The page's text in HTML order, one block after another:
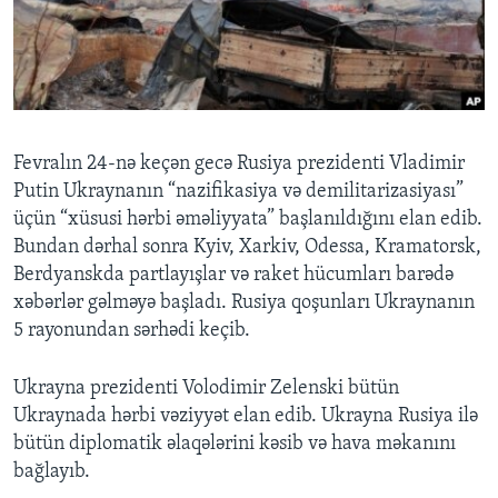
BIZI IZLƏYIN
Dillər
Fevralın 24-nə keçən gecə Rusiya prezidenti Vladimir
Putin Ukraynanın “nazifikasiya və demilitarizasiyası”
üçün “xüsusi hərbi əməliyyata” başlanıldığını elan edib.
Bundan dərhal sonra Kyiv, Xarkiv, Odessa, Kramatorsk,
Berdyanskda partlayışlar və raket hücumları barədə
xəbərlər gəlməyə başladı. Rusiya qoşunları Ukraynanın
5 rayonundan sərhədi keçib.
Ukrayna prezidenti Volodimir Zelenski bütün
Ukraynada hərbi vəziyyət elan edib. Ukrayna Rusiya ilə
bütün diplomatik əlaqələrini kəsib və hava məkanını
bağlayıb.